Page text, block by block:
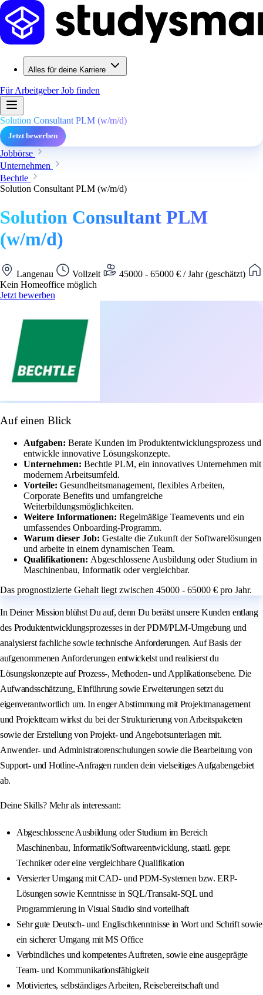
Alles für deine Karriere
Für ArbeitgeberJob finden
Solution Consultant PLM (w/m/d)
Jetzt bewerben
Jobbörse
Unternehmen
Bechtle
Solution Consultant PLM (w/m/d)
Solution Consultant PLM
(w/m/d)
Langenau Vollzeit
45000 - 65000 € / Jahr (geschätzt)
Kein Homeoffice möglich
Jetzt bewerben
Auf einen Blick
Aufgaben: Berate Kunden im Produktentwicklungsprozess und
entwickle innovative Lösungskonzepte.
Unternehmen: Bechtle PLM, ein innovatives Unternehmen mit
modernem Arbeitsumfeld.
Vorteile: Gesundheitsmanagement, flexibles Arbeiten,
Corporate Benefits und umfangreiche
Weiterbildungsmöglichkeiten.
Weitere Informationen: Regelmäßige Teamevents und ein
umfassendes Onboarding-Programm.
Warum dieser Job: Gestalte die Zukunft der Softwarelösungen
und arbeite in einem dynamischen Team.
Qualifikationen: Abgeschlossene Ausbildung oder Studium in
Maschinenbau, Informatik oder vergleichbar.
Das prognostizierte Gehalt liegt zwischen 45000 - 65000 € pro Jahr.
In Deiner Mission blühst Du auf, denn Du berätst unsere Kunden entlang
des Produktentwicklungsprozesses in der PDM/PLM-Umgebung und
analysierst fachliche sowie technische Anforderungen. Auf Basis der
aufgenommenen Anforderungen entwickelst und realisierst du
Lösungskonzepte auf Prozess-, Methoden- und Applikationsebene. Die
Aufwandsschätzung, Einführung sowie Erweiterungen setzt du
eigenverantwortlich um. In enger Abstimmung mit Projektmanagement
und Projektteam wirkst du bei der Strukturierung von Arbeitspaketen
sowie der Erstellung von Projekt- und Angebotsunterlagen mit.
Anwender- und Administratorenschulungen sowie die Bearbeitung von
Support- und Hotline-Anfragen runden dein vielseitiges Aufgabengebiet
ab.
Deine Skills? Mehr als interessant:
Abgeschlossene Ausbildung oder Studium im Bereich
Maschinenbau, Informatik/Softwareentwicklung, staatl. gepr.
Techniker oder eine vergleichbare Qualifikation
Versierter Umgang mit CAD- und PDM-Systemen bzw. ERP-
Lösungen sowie Kenntnisse in SQL/Transakt-SQL und
Programmierung in Visual Studio sind vorteilhaft
Sehr gute Deutsch- und Englischkenntnisse in Wort und Schrift sowie
ein sicherer Umgang mit MS Office
Verbindliches und kompetentes Auftreten, sowie eine ausgeprägte
Team- und Kommunikationsfähigkeit
Motiviertes, selbständiges Arbeiten, Reisebereitschaft und